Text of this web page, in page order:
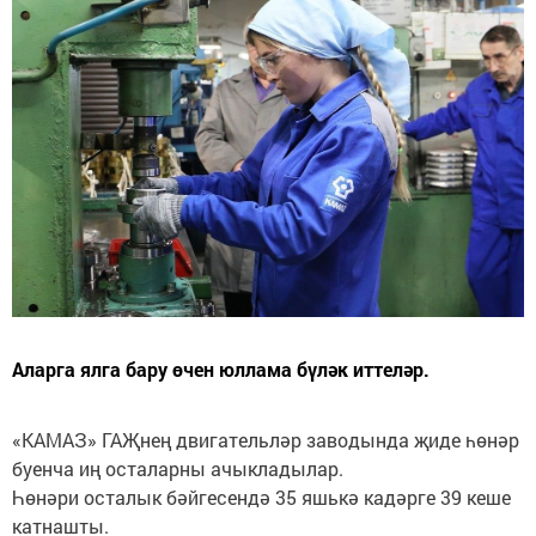
Аларга ялга бару өчен юллама бүләк иттеләр.
«КАМАЗ» ГАҖнең двигательләр заводында җиде һөнәр
буенча иң осталарны ачыкладылар.
Һөнәри осталык бәйгесендә 35 яшькә кадәрге 39 кеше
катнашты.